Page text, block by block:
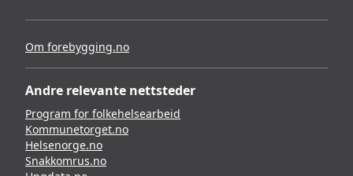
Om forebygging.no
Andre relevante nettsteder
Program for folkehelsearbeid
Kommunetorget.no
Helsenorge.no
Snakkomrus.no